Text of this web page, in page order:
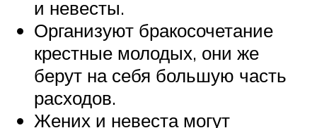
и невесты.
Организуют бракосочетание
крестные молодых, они же
берут на себя большую часть
расходов.
Жених и невеста могут